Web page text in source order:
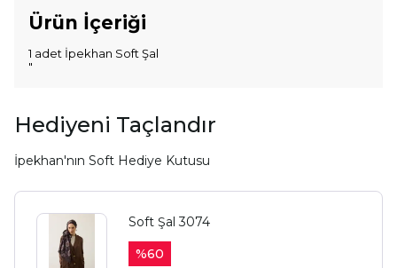
Ürün İçeriği
1 adet İpekhan Soft Şal
"
Hediyeni Taçlandır
İpekhan'nın Soft Hediye Kutusu
Soft Şal 3074
%60